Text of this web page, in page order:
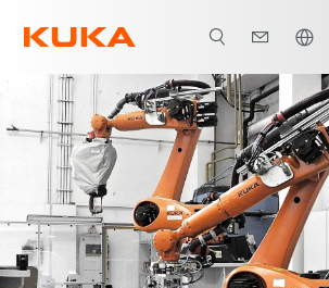
Tất cả các đối tác hệ thống